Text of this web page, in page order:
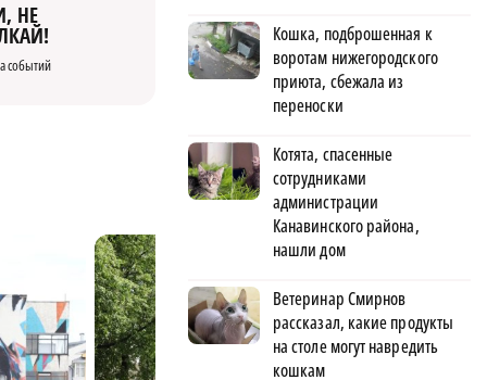
НЕ
событий
Кошка, подброшенная к
воротам нижегородского
приюта, сбежала из
переноски
Котята, спасенные
сотрудниками
администрации
Канавинского района,
нашли дом
Ветеринар Смирнов
рассказал, какие продукты
на столе могут навредить
кошкам